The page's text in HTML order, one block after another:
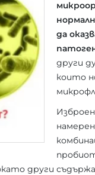
да
други
които
други